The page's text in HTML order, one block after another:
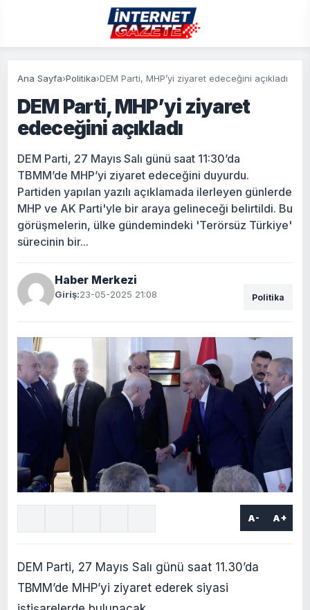
Ana Sayfa›Politika›DEM Parti, MHP’yi ziyaret edeceğini açıkladı
DEM Parti, MHP’yi ziyaret
edeceğini açıkladı
DEM Parti, 27 Mayıs Salı günü saat 11:30’da
TBMM’de MHP’yi ziyaret edeceğini duyurdu.
Partiden yapılan yazılı açıklamada ilerleyen günlerde
MHP ve AK Parti'yle bir araya gelineceği belirtildi. Bu
görüşmelerin, ülke gündemindeki 'Terörsüz Türkiye'
sürecinin bir...
Haber Merkezi
Giriş:23-05-2025 21:08 Politika
A- A+
DEM Parti, 27 Mayıs Salı günü saat 11.30’da
TBMM’de MHP’yi ziyaret ederek siyasi